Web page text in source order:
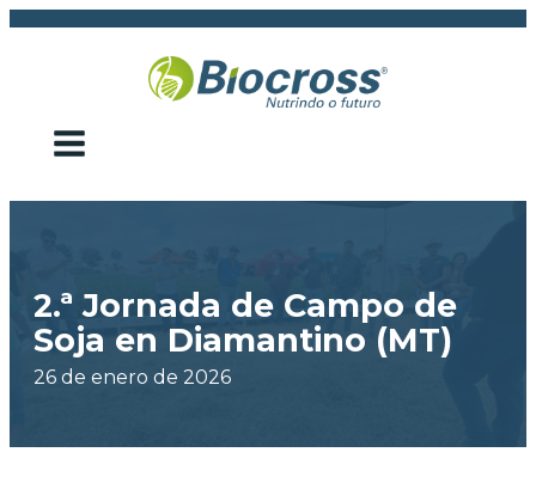
2.ª Jornada de Campo de
Soja en Diamantino (MT)
26 de enero de 2026